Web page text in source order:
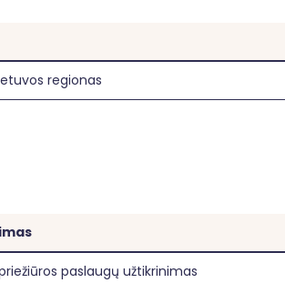
Tautų neįgaliųjų teisių konvencijos
regionas
paslaugų užtikrinimas